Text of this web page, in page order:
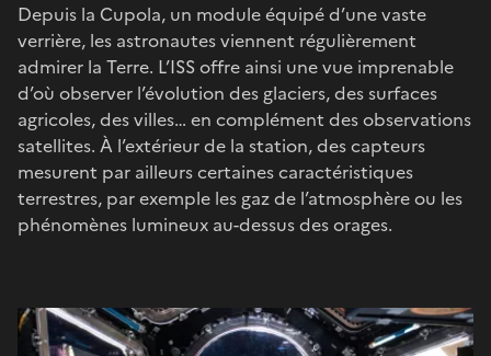
Depuis la Cupola, un module équipé d’une vaste
verrière, les astronautes viennent régulièrement
admirer la Terre. L’ISS offre ainsi une vue imprenable
d’où observer l’évolution des glaciers, des surfaces
agricoles, des villes… en complément des observations
satellites. À l’extérieur de la station, des capteurs
mesurent par ailleurs certaines caractéristiques
terrestres, par exemple les gaz de l’atmosphère ou les
phénomènes lumineux au-dessus des orages.